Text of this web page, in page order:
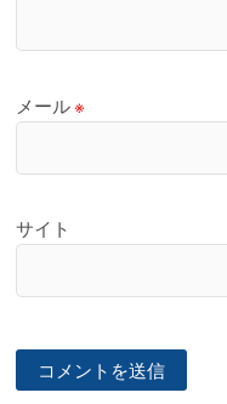
メール※
サイト